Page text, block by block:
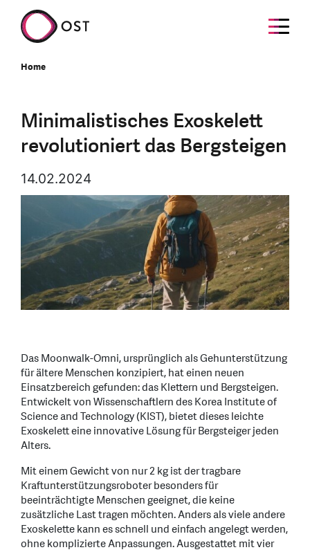
Home
Minimalistisches Exoskelett
revolutioniert das Bergsteigen
14.02.2024
Das Moonwalk-Omni, ursprünglich als Gehunterstützung
für ältere Menschen konzipiert, hat einen neuen
Einsatzbereich gefunden: das Klettern und Bergsteigen.
Entwickelt von Wissenschaftlern des Korea Institute of
Science and Technology (KIST), bietet dieses leichte
Exoskelett eine innovative Lösung für Bergsteiger jeden
Alters.
Mit einem Gewicht von nur 2 kg ist der tragbare
Kraftunterstützungsroboter besonders für
beeinträchtigte Menschen geeignet, die keine
zusätzliche Last tragen möchten. Anders als viele andere
Exoskelette kann es schnell und einfach angelegt werden,
ohne komplizierte Anpassungen. Ausgestattet mit vier